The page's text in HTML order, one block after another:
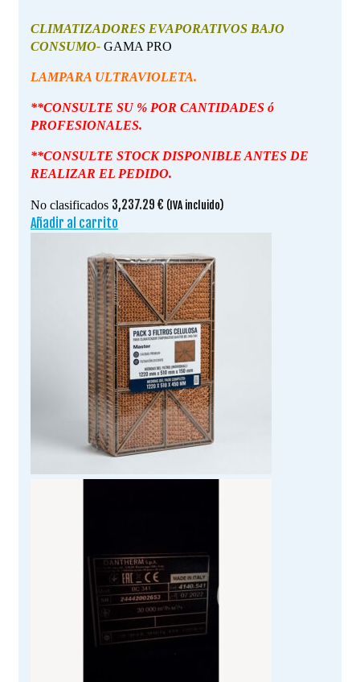
CLIMATIZADORES EVAPORATIVOS BAJO
CONSUMO- GAMA PRO
LAMPARA ULTRAVIOLETA.
**CONSULTE SU % POR CANTIDADES ó
PROFESIONALES.
**CONSULTE STOCK DISPONIBLE ANTES DE
REALIZAR EL PEDIDO.
No clasificados 3,237.29 € (IVA incluido)
Añadir al carrito